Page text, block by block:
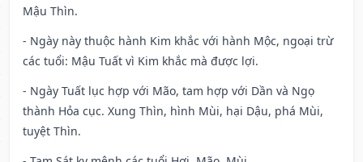
Mậu Thìn.
- Ngày này thuộc hành Kim khắc với hành Mộc, ngoại trừ
các tuổi: Mậu Tuất vì Kim khắc mà được lợi.
- Ngày Tuất lục hợp với Mão, tam hợp với Dần và Ngọ
thành Hỏa cục. Xung Thìn, hình Mùi, hại Dậu, phá Mùi,
tuyệt Thìn.